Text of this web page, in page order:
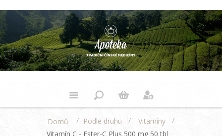
Domů / Podle druhu / Vitamíny
/
Vitamín C - Ester-C Plus 500 mg 50 tbl